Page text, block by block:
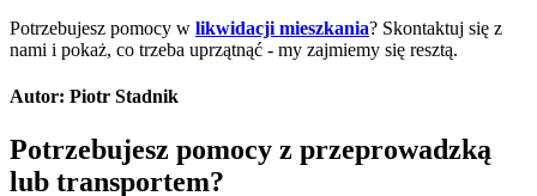
Potrzebujesz pomocy w likwidacji mieszkania? Skontaktuj się z
nami i pokaż, co trzeba uprzątnąć - my zajmiemy się resztą.
Autor: Piotr Stadnik
Potrzebujesz pomocy z przeprowadzką
lub transportem?